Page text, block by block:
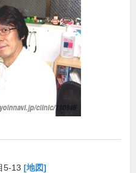
5-13 [地図]